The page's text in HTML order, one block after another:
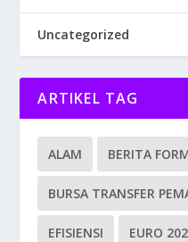
Uncategorized
ARTIKEL TAG
ALAM BERITA
BURSA TRANSFER
EFISIENSI EURO